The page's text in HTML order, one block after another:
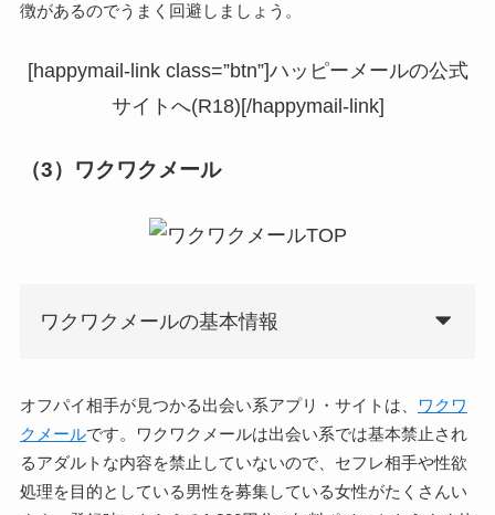
徴があるのでうまく回避しましょう。
[happymail-link class=”btn”]ハッピーメールの公式
サイトへ(R18)[/happymail-link]
（3）ワクワクメール
ワクワクメールの基本情報
オフパイ相手が見つかる出会い系アプリ・サイトは、
ワクワ
クメールです。ワクワクメールは出会い系では基本禁止され
るアダルトな内容を禁止していないので、セフレ相手や性欲
処理を目的としている男性を募集している女性がたくさんい